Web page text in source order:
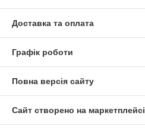
Доставка та оплата
Графік роботи
Повна версія сайту
Сайт створено на маркетплейсі